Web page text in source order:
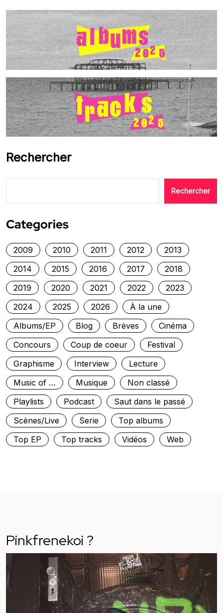
Rechercher
Rechercher
Categories
2009 2010 2011 2012
2013
2014
2015 2016 2017
2018
2019
2020 2021 2022
2023
2024
2025 2026
À la une
Albums/EP
Blog Brèves
Cinéma
Concours
Coup de coeur
Festival
Graphisme
Interview
Lecture
Music of …
Musique
Non classé
Playlists
Podcast
Saut dans le passé
Scènes/Live
Serie
Top albums
Top EP
Top tracks Vidéos Web
Pinkfrenekoi ?